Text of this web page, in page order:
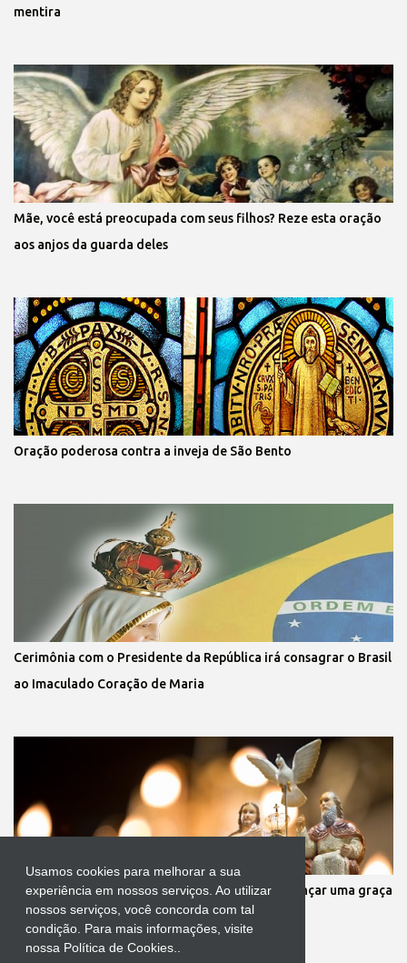
Usamos cookies para melhorar a sua
experiência em nossos serviços. Ao utilizar
nossos serviços, você concorda com tal
condição. Para mais informações, visite
nossa Política de Cookies..
mentira
Mãe, você está preocupada com seus filhos? Reze esta oração
aos anjos da guarda deles
Oração poderosa contra a inveja de São Bento
Cerimônia com o Presidente da República irá consagrar o Brasil
ao Imaculado Coração de Maria
Oração a infalível ao Divino Pai Eterno para alcançar uma graça